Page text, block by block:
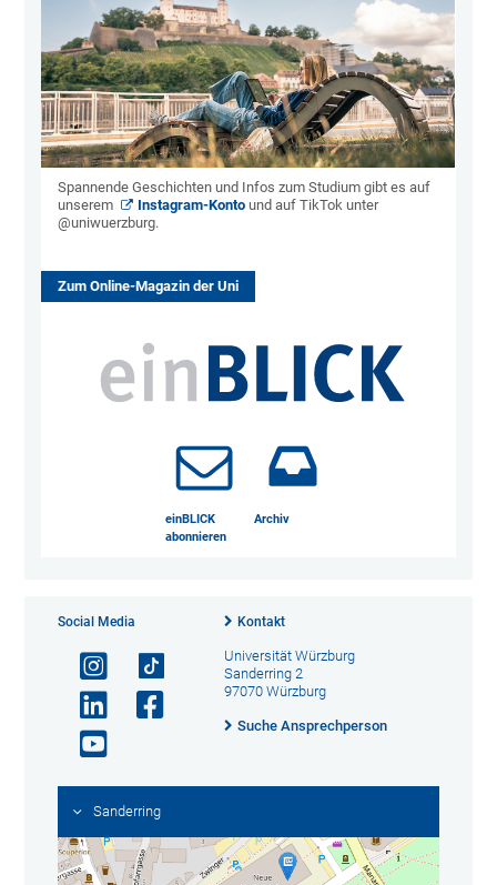
Spannende Geschichten und Infos zum Studium gibt es auf
unserem
Instagram-Konto und auf TikTok unter
@uniwuerzburg.
Zum Online-Magazin der Uni
einBLICK
abonnieren
Archiv
Social Media Kontakt
Universität Würzburg
Sanderring 2
97070 Würzburg
Suche Ansprechperson
Sanderring